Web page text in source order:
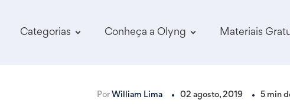
Categorias Conheça a Olyng Materiais
Por William Lima 02 agosto, 2019 5 min